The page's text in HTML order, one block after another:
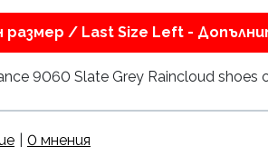
размер / Last Size Left -
9060 Slate Grey Raincloud shoes
0 мнения